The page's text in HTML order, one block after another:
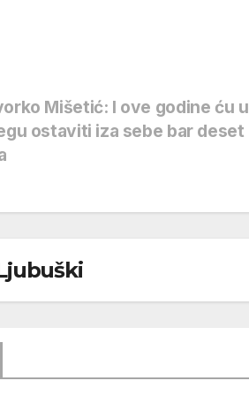
Mišetić: I ove godine ću u
ostaviti iza sebe bar deset